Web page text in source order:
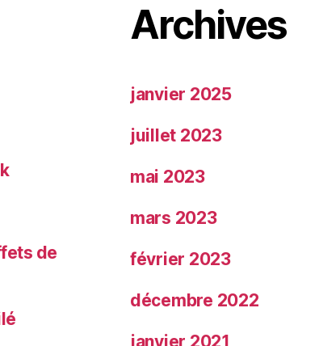
de
Archives
janvier 2025
juillet 2023
mai 2023
mars 2023
février 2023
décembre 2022
janvier 2021